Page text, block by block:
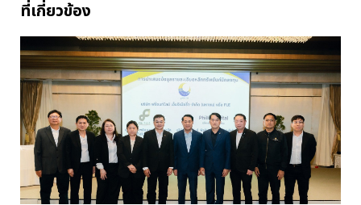
ที่เกี่ยวข้อง